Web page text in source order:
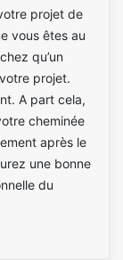
projet de
vous êtes au
qu’un
projet.
A part cela,
cheminée
après le
une bonne
du